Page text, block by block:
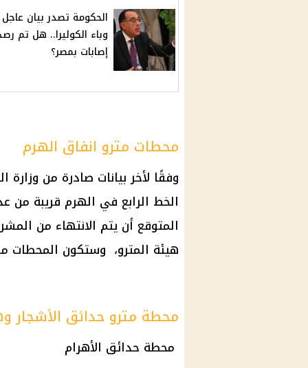
الحكومة تصدر بيان
وباء الكوليرا.. هل تم
إصابات بمصر؟
محطات مترو انفاق الهرم
وفقًا لأخر بيانات صادرة من
الخط الرابع في الهرم قريبة
هيئة المترو، وستكون المحطات
محطة مترو حدائق الأشجار
محطة حدائق الأهرام